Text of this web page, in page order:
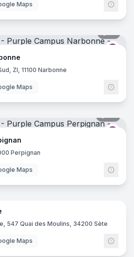
Maps
ZI, 11100 Narbonne
Maps
Perpignan
Maps
18
547 Quai des Moulins, 34200 Sète
Maps